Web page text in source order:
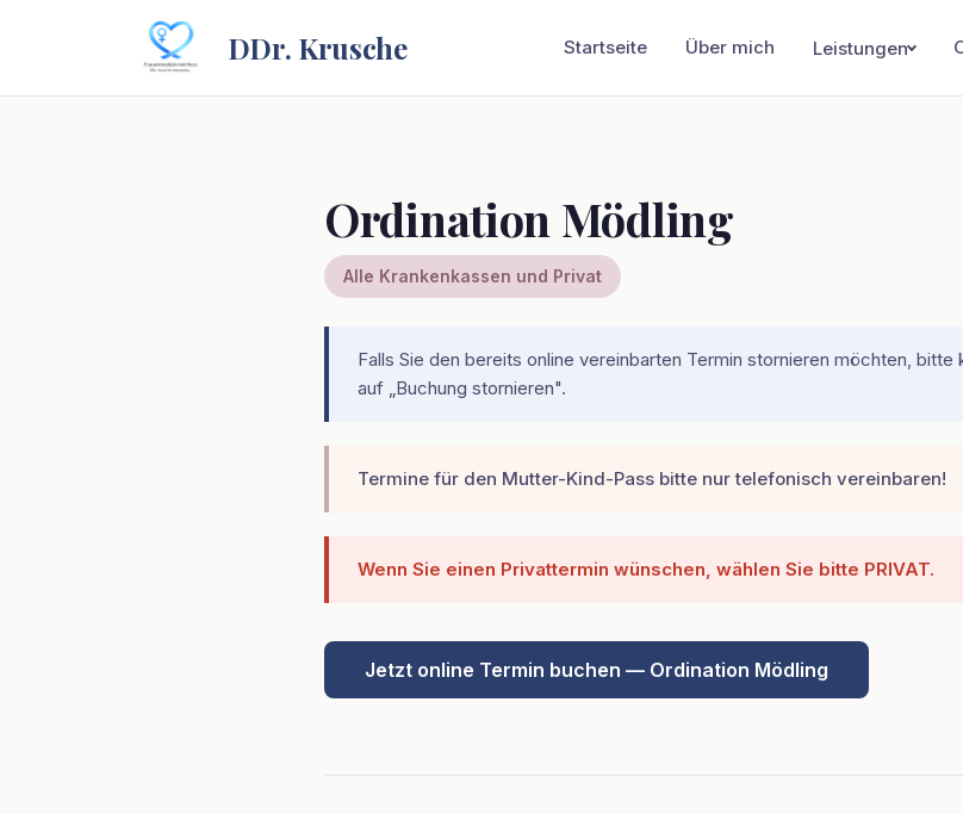
DDr. Krusche Startseite Über mich Leistungen
Terminvereinbarung
Ordination Mödling
Alle Krankenkassen und Privat
Falls Sie den bereits online vereinbarten Termin stornieren möchten, bitte
auf „Buchung stornieren".
Termine für den Mutter-Kind-Pass bitte nur telefonisch vereinbaren!
Wenn Sie einen Privattermin wünschen, wählen Sie bitte PRIVAT.
Jetzt online Termin buchen — Ordination Mödling